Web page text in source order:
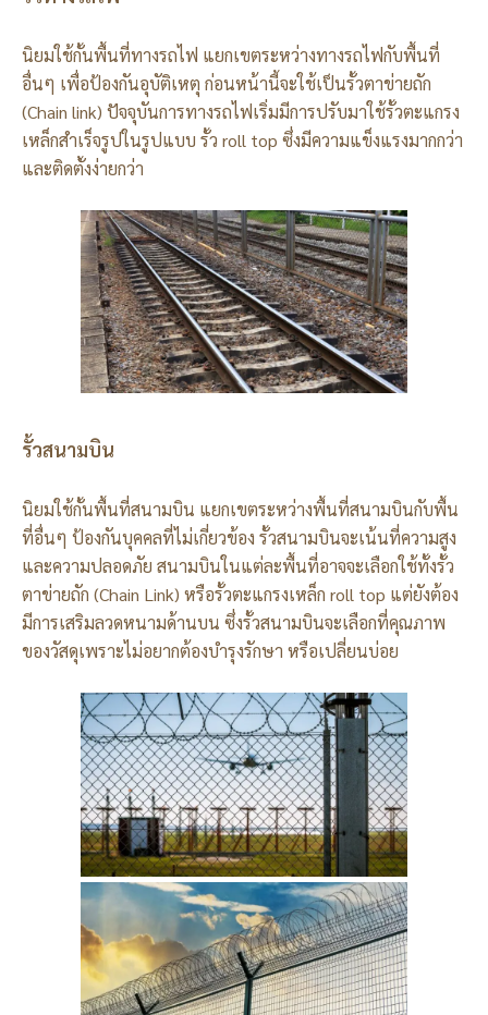
นิยมใช้กั้นพื้นที่ทางรถไฟ แยกเขตระหว่างทางรถไฟกับพื้นที่
อื่นๆ เพื่อป้องกันอุบัติเหตุ ก่อนหน้านี้จะใช้เป็นรั้วตาข่ายถัก
(Chain link) ปัจจุบันการทางรถไฟเริ่มมีการปรับมาใช้รั้วตะแกรง
เหล็กสำเร็จรูปในรูปแบบ รั้ว roll top ซึ่งมีความแข็งแรงมากกว่า
และติดตั้งง่ายกว่า
รั้วสนามบิน
นิยมใช้กั้นพื้นที่สนามบิน แยกเขตระหว่างพื้นที่สนามบินกับพื้น
ที่อื่นๆ ป้องกันบุคคลที่ไม่เกี่ยวข้อง รั้วสนามบินจะเน้นที่ความสูง
และความปลอดภัย สนามบินในแต่ละพื้นที่อาจจะเลือกใช้ทั้งรั้ว
ตาข่ายถัก (Chain Link) หรือรั้วตะแกรงเหล็ก roll top แต่ยังต้อง
มีการเสริมลวดหนามด้านบน ซึ่งรั้วสนามบินจะเลือกที่คุณภาพ
ของวัสดุเพราะไม่อยากต้องบำรุงรักษา หรือเปลี่ยนบ่อย